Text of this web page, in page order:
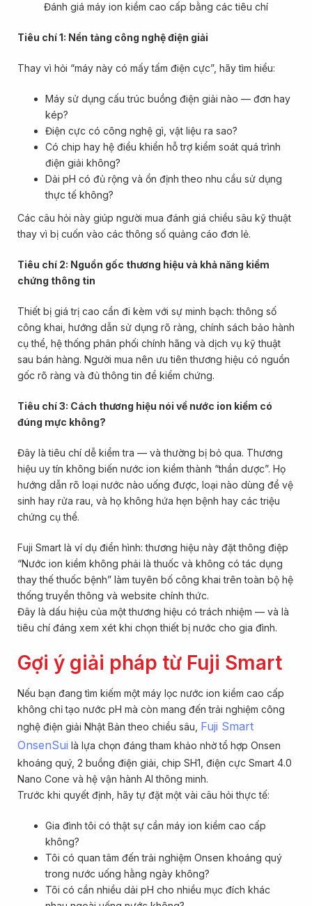
Đánh giá máy ion kiềm cao cấp bằng các tiêu chí
Tiêu chí 1: Nền tảng công nghệ điện giải
Thay vì hỏi “máy này có mấy tấm điện cực”, hãy tìm hiểu:
Máy sử dụng cấu trúc buồng điện giải nào — đơn hay
kép?
Điện cực có công nghệ gì, vật liệu ra sao?
Có chip hay hệ điều khiển hỗ trợ kiểm soát quá trình
điện giải không?
Dải pH có đủ rộng và ổn định theo nhu cầu sử dụng
thực tế không?
Các câu hỏi này giúp người mua đánh giá chiều sâu kỹ thuật
thay vì bị cuốn vào các thông số quảng cáo đơn lẻ.
Tiêu chí 2: Nguồn gốc thương hiệu và khả năng kiểm
chứng thông tin
Thiết bị giá trị cao cần đi kèm với sự minh bạch: thông số
công khai, hướng dẫn sử dụng rõ ràng, chính sách bảo hành
cụ thể, hệ thống phân phối chính hãng và dịch vụ kỹ thuật
sau bán hàng. Người mua nên ưu tiên thương hiệu có nguồn
gốc rõ ràng và đủ thông tin để kiểm chứng.
Tiêu chí 3: Cách thương hiệu nói về nước ion kiềm có
đúng mực không?
Đây là tiêu chí dễ kiểm tra — và thường bị bỏ qua. Thương
hiệu uy tín không biến nước ion kiềm thành “thần dược”. Họ
hướng dẫn rõ loại nước nào uống được, loại nào dùng để vệ
sinh hay rửa rau, và họ không hứa hẹn bệnh hay các triệu
chứng cụ thể.
Fuji Smart là ví dụ điển hình: thương hiệu này đặt thông điệp
“Nước ion kiềm không phải là thuốc và không có tác dụng
thay thế thuốc bệnh” làm tuyên bố công khai trên toàn bộ hệ
thống truyền thông và website chính thức.
Đây là dấu hiệu của một thương hiệu có trách nhiệm — và là
tiêu chí đáng xem xét khi chọn thiết bị nước cho gia đình.
Gợi ý giải pháp từ Fuji Smart
Nếu bạn đang tìm kiếm một máy lọc nước ion kiềm cao cấp
không chỉ tạo nước pH mà còn mang đến trải nghiệm công
nghệ điện giải Nhật Bản theo chiều sâu, Fuji Smart
OnsenSui là lựa chọn đáng tham khảo nhờ tổ hợp Onsen
khoáng quý, 2 buồng điện giải, chip SH1, điện cực Smart 4.0
Nano Cone và hệ vận hành AI thông minh.
Trước khi quyết định, hãy tự đặt một vài câu hỏi thực tế:
Gia đình tôi có thật sự cần máy ion kiềm cao cấp
không?
Tôi có quan tâm đến trải nghiệm Onsen khoáng quý
trong nước uống hằng ngày không?
Tôi có cần nhiều dải pH cho nhiều mục đích khác